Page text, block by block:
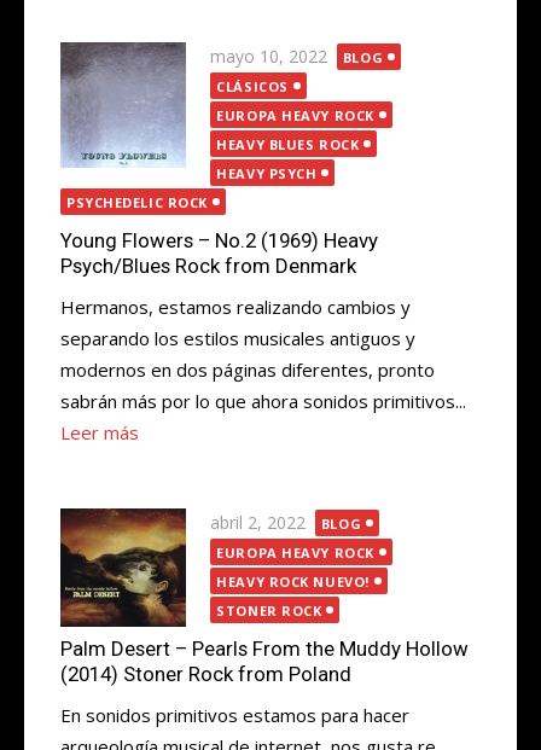
Publicada
el
mayo 10, 2022
BLOG
CLÁSICOS
EUROPA HEAVY ROCK
HEAVY BLUES ROCK
HEAVY PSYCH
PSYCHEDELIC ROCK
Young Flowers – No.2 (1969) Heavy
Psych/Blues Rock from Denmark
Hermanos, estamos realizando cambios y
separando los estilos musicales antiguos y
modernos en dos páginas diferentes, pronto
sabrán más por lo que ahora sonidos primitivos...
Leer más
Publicada
el
abril 2, 2022
BLOG
EUROPA HEAVY ROCK
HEAVY ROCK NUEVO!
STONER ROCK
Palm Desert – Pearls From the Muddy Hollow
(2014) Stoner Rock from Poland
En sonidos primitivos estamos para hacer